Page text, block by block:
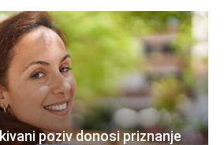
poziv donosi priznanje